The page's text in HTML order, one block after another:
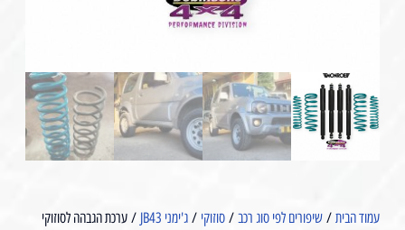
עמוד הבית/ שיפורים לפי סוג רכב/ סוזוקי / ג'ימני JB43
/ ערכת הגבהה לסוזוקי